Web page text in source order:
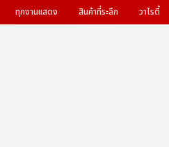
ทุกงานแสดง สินค้าที่ระลึก วาไรตี้